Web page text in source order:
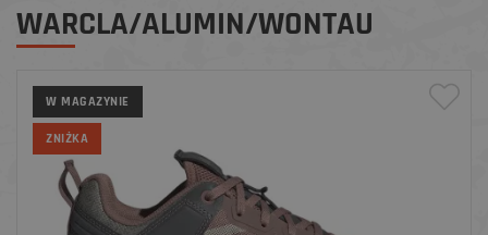
WARCLA/ALUMIN/WONTAU
W MAGAZYNIE
ZNIŻKA